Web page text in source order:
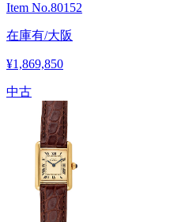
Item No.80152
在庫有/大阪
¥1,869,850
中古